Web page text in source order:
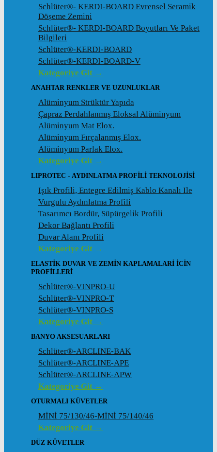
Schlüter®- KERDI-BOARD Evrensel Seramik
Döșeme Zemini
Schlüter®- KERDI-BOARD Boyutları Ve Paket
Bilgileri
Schlüter®-KERDI-BOARD
Schlüter®-KERDI-BOARD-V
Kategoriye Git →
ANAHTAR RENKLER VE UZUNLUKLAR
Alüminyum Strüktür Yapıda
Çapraz Perdahlanmış Eloksal Alüminyum
Alüminyum Mat Elox.
Alüminyum Fırçalanmış Elox.
Alüminyum Parlak Elox.
Kategoriye Git →
LIPROTEC - AYDINLATMA PROFILI TEKNOLOJISI
Işık Profili, Entegre Edilmiş Kablo Kanalı Ile
Vurgulu Aydınlatma Profili
Tasarımcı Bordür, Süpürgelik Profili
Dekor Bağlantı Profili
Duvar Alanı Profili
Kategoriye Git →
ELASTIK DUVAR VE ZEMIN KAPLAMALARI İCIN
PROFILLERI
Schlüter®-VINPRO-U
Schlüter®-VINPRO-T
Schlüter®-VINPRO-S
Kategoriye Git →
BANYO AKSESUARLARI
Schlüter®-ARCLINE-BAK
Schlüter®-ARCLINE-APE
Schlüter®-ARCLINE-APW
Kategoriye Git →
OTURMALI KÜVETLER
MİNİ 75/130/46-MİNİ 75/140/46
Kategoriye Git →
DÜZ KÜVETLER